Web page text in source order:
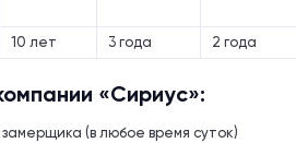
10 лет 3 года 2 года
«Сириус»:
(в любое время суток)